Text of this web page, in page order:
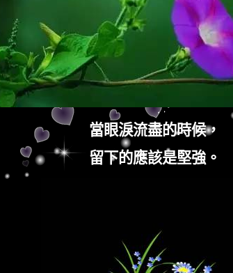
當眼淚流盡的時候，
留下的應該是堅強。